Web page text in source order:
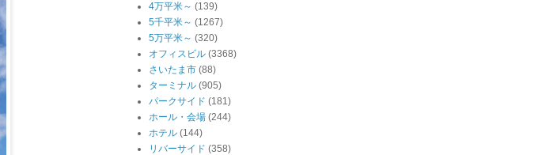
4万平米～ (139)
5千平米～ (1267)
5万平米～ (320)
オフィスビル (3368)
さいたま市 (88)
ターミナル (905)
パークサイド (181)
ホール・会場 (244)
ホテル (144)
リバーサイド (358)